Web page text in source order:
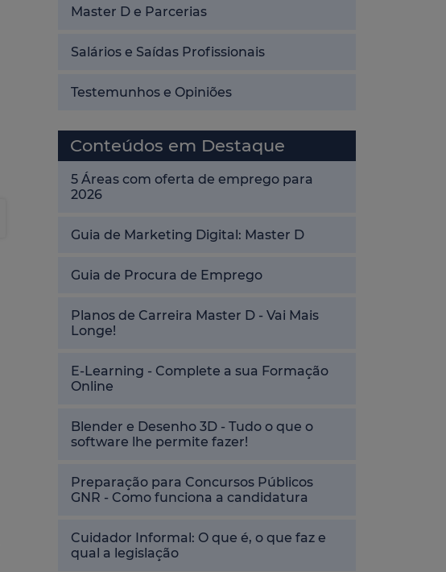
Master D e Parcerias
Salários e Saídas Profissionais
Testemunhos e Opiniões
Conteúdos em Destaque
5 Áreas com oferta de emprego para
2026
Guia de Marketing Digital: Master D
Guia de Procura de Emprego
Planos de Carreira Master D - Vai Mais
Longe!
E-Learning - Complete a sua Formação
Online
Blender e Desenho 3D - Tudo o que o
software lhe permite fazer!
Preparação para Concursos Públicos
GNR - Como funciona a candidatura
Cuidador Informal: O que é, o que faz e
qual a legislação